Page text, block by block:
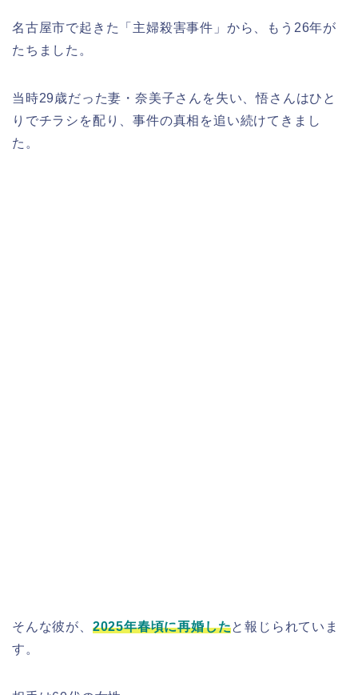
名古屋市で起きた「主婦殺害事件」から、もう26年が
たちました。
当時29歳だった妻・奈美子さんを失い、悟さんはひと
りでチラシを配り、事件の真相を追い続けてきまし
た。
そんな彼が、 2025年春頃に再婚したと報じられていま
す。